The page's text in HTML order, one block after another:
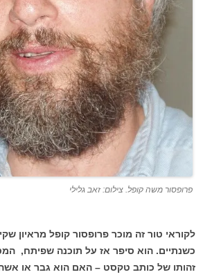
פרופסור משה קופל. צילום: זאב גלילי
לקוראי טור זה מוכר פרופסור קופל מראיון
כשנתיים. הוא סיפר אז על תוכנה שפיתח,
זהותו של כותב טקסט – האם הוא גבר או